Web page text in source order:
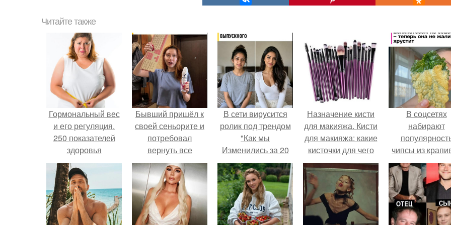
Читайте также
Гормональный вес
и его регуляция.
250 показателей
здоровья
Справочник
Бывший пришёл к
своей сеньорите и
потребовал
вернуть все
подарки.
В сети вирусится
ролик под трендом
"Как мы
Изменились за 20
лет".
Назначение кисти
для макияжа. Кисти
для макияжа: какие
кисточки для чего
нужны, их
назначение
В соцсетях
набирают
чипсы из
которые
пользователи
называют
неожиданно
вкусными.